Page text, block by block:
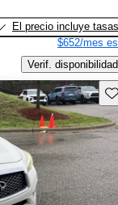
El precio incluye tasas
$652/mes
Verif. disponibilidad